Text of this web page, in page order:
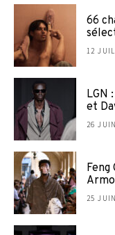
66
12
LGN
et
26
Feng
25